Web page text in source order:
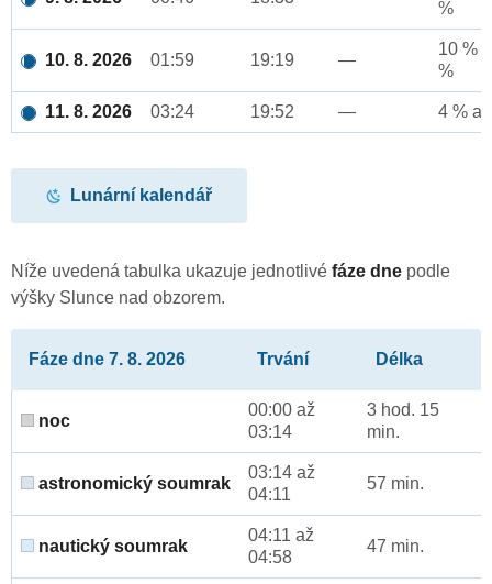
%
10. 8. 2026 01:59 19:19 —
10 %
%
11. 8. 2026 03:24 19:52 — 4 %
Lunární kalendář
Níže uvedená tabulka ukazuje jednotlivé fáze dne podle
výšky Slunce nad obzorem.
Fáze dne 7. 8. 2026 Trvání Délka
noc
00:00 až
03:14
3 hod. 15
min.
astronomický soumrak
03:14 až
04:11
57 min.
nautický soumrak
04:11 až
04:58
47 min.